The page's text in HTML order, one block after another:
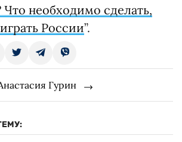
Что необходимо сделать,
России”.
Гурин